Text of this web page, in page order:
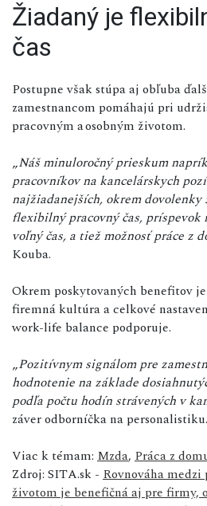
Žiadaný je
čas
Postupne však stúpa aj obľuba
zamestnancom pomáhajú pri
pracovným a osobným životom.
„Náš minuloročný prieskum
pracovníkov na kancelárskych
najžiadanejších, okrem dovolenky
flexibilný pracovný čas,
voľný čas, a tiež možnosť práce z
Kouba.
Okrem poskytovaných benefitov
firemná kultúra a celkové
work-life balance podporuje.
„Pozitívnym signálom pre
hodnotenie na základe
podľa počtu hodín strávených v
záver odborníčka na personalistiku.
Viac k témam: Mzda, Práca z
Zdroj: SITA.sk - Rovnováha medzi
životom je benefičná aj pre firmy,